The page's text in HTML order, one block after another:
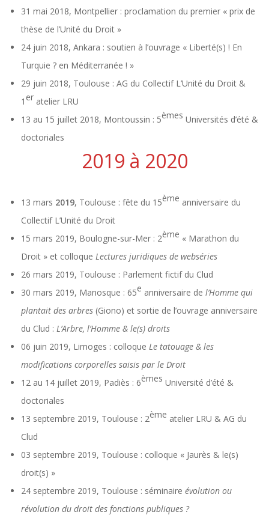
31 mai 2018, Montpellier : proclamation du premier « prix de
thèse de l’Unité du Droit »
24 juin 2018, Ankara : soutien à l’ouvrage « Liberté(s) ! En
Turquie ? en Méditerranée ! »
29 juin 2018, Toulouse : AG du Collectif L’Unité du Droit &
1 er atelier LRU
13 au 15 juillet 2018, Montoussin : 5èmes Universités d’été &
doctoriales
2019 à 2020
13 mars 2019, Toulouse : fête du 15ème anniversaire du
Collectif L’Unité du Droit
15 mars 2019, Boulogne-sur-Mer : 2ème « Marathon du
Droit » et colloque Lectures juridiques de webséries
26 mars 2019, Toulouse : Parlement fictif du Clud
30 mars 2019, Manosque : 65e anniversaire de l’Homme qui
plantait des arbres (Giono) et sortie de l’ouvrage anniversaire
du Clud : L’Arbre, l’Homme & le(s) droits
06 juin 2019, Limoges : colloque Le tatouage & les
modifications corporelles saisis par le Droit
12 au 14 juillet 2019, Padiès : 6èmes Université d’été &
doctoriales
13 septembre 2019, Toulouse : 2ème atelier LRU & AG du
Clud
03 septembre 2019, Toulouse : colloque « Jaurès & le(s)
droit(s) »
24 septembre 2019, Toulouse : séminaire évolution ou
révolution du droit des fonctions publiques ?